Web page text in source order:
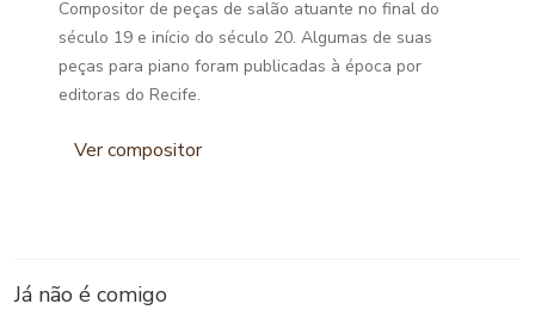
Compositor de peças de salão atuante no final do
século 19 e início do século 20. Algumas de suas
peças para piano foram publicadas à época por
editoras do Recife.
Ver compositor
Já não é comigo